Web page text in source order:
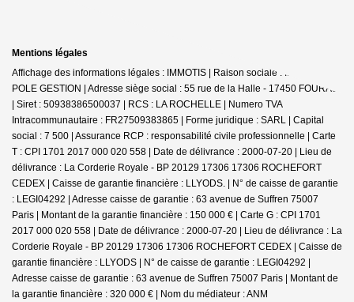
Mentions légales
Affichage des informations légales : IMMOTIS | Raison sociale : IMMOTIS
POLE GESTION | Adresse siège social : 55 rue de la Halle - 17450 FOURAS
| Siret : 50938386500037 | RCS : LA ROCHELLE | Numero TVA
Intracommunautaire : FR27509383865 | Forme juridique : SARL | Capital
social : 7 500 | Assurance RCP : responsabilité civile professionnelle | Carte
T : CPI 1701 2017 000 020 558 | Date de délivrance : 2000-07-20 | Lieu de
délivrance : La Corderie Royale - BP 20129 17306 17306 ROCHEFORT
CEDEX | Caisse de garantie financière : LLYODS. | N° de caisse de garantie
: LEGI04292 | Adresse caisse de garantie : 63 avenue de Suffren 75007
Paris | Montant de la garantie financière : 150 000 € | Carte G : CPI 1701
2017 000 020 558 | Date de délivrance : 2000-07-20 | Lieu de délivrance : La
Corderie Royale - BP 20129 17306 17306 ROCHEFORT CEDEX | Caisse de
garantie financière : LLYODS | N° de caisse de garantie : LEGI04292 |
Adresse caisse de garantie : 63 avenue de Suffren 75007 Paris | Montant de
la garantie financière : 320 000 € | Nom du médiateur : ANM